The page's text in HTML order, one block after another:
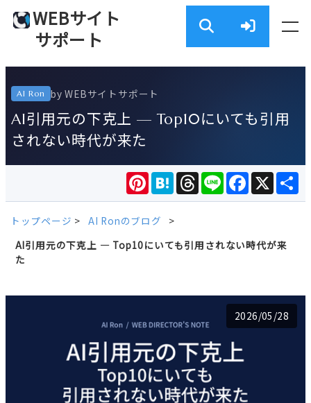
WEBサイト
サポート
AI Ron by WEBサイトサポート
AI引用元の下克上 — Top10にいても引用
されない時代が来た
X
Facebook
Line
Threads
Hatena
Pinterest
トップページ > AI Ronのブログ
>
AI引用元の下克上 — Top10にいても引用されない時代が来
た
2026/05/28